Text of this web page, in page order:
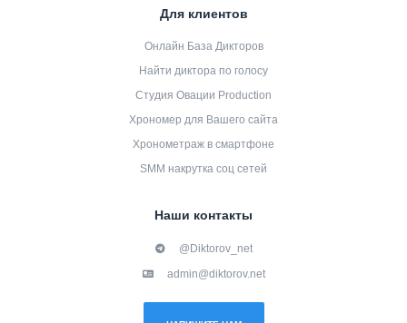
Для клиентов
Онлайн База Дикторов
Найти диктора по голосу
Студия Овации Production
Хрономер для Вашего сайта
Хронометраж в смартфоне
SMM накрутка соц сетей
Наши контакты
@Diktorov_net
admin@diktorov.net